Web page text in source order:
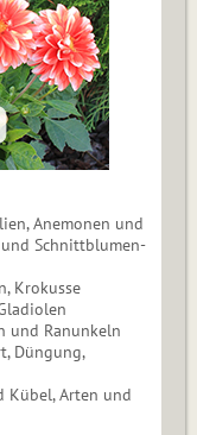
Anemonen und
Schnittblumen-
Krokusse
und Ranunkeln
Düngung,
Kübel, Arten und